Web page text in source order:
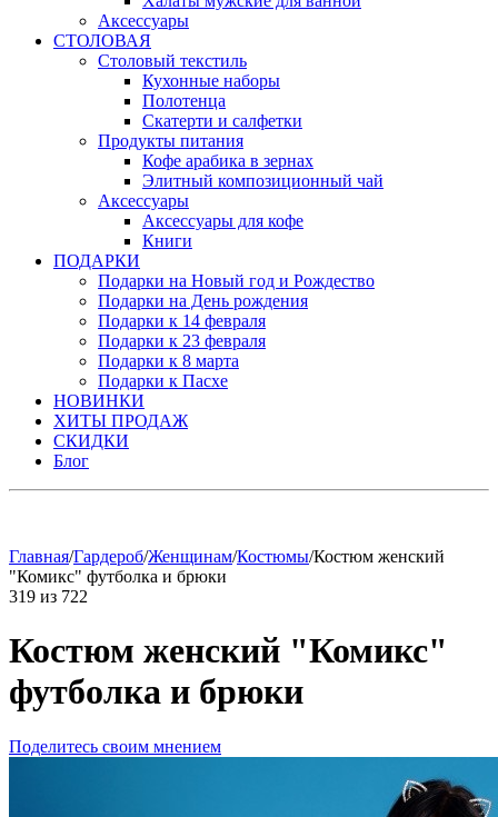
Аксессуары
СТОЛОВАЯ
Столовый текстиль
Кухонные наборы
Полотенца
Скатерти и салфетки
Продукты питания
Кофе арабика в зернах
Элитный композиционный чай
Аксессуары
Аксессуары для кофе
Книги
ПОДАРКИ
Подарки на Новый год и Рождество
Подарки на День рождения
Подарки к 14 февраля
Подарки к 23 февраля
Подарки к 8 марта
Подарки к Пасхе
НОВИНКИ
ХИТЫ ПРОДАЖ
СКИДКИ
Блог
Главная/Гардероб/Женщинам/Костюмы/Костюм женский
"Комикс" футболка и брюки
319 из 722
Костюм женский "Комикс"
футболка и брюки
Поделитесь своим мнением